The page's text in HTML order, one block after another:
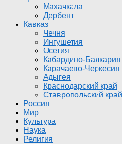
Махачкала
Дербент
Кавказ
Чечня
Ингушетия
Осетия
Кабардино-Балкария
Карачаево-Черкесия
Адыгея
Краснодарский край
Ставропольский край
Россия
Мир
Культура
Наука
Религия